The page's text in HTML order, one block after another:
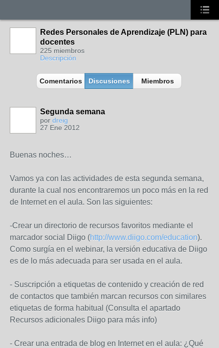
Redes Personales de Aprendizaje (PLN) para
docentes
225 miembros
Descripción
Comentarios Discusiones Miembros
Segunda semana
por dreig
27 Ene 2012
Buenas noches…
Vamos ya con las actividades de esta segunda semana,
durante la cual nos encontraremos un poco más en la red
de Internet en el aula. Son las siguientes:
-Crear un directorio de recursos favoritos mediante el
marcador social Diigo (http://www.diigo.com/education).
Como surgía en el webinar, la versión educativa de Diigo
es de lo más adecuada para ser usada en el aula.
- Suscripción a etiquetas de contenido y creación de red
de contactos que también marcan recursos con similares
etiquetas de forma habitual (Consulta el apartado
Recursos adicionales Diigo para más info)
- Crear una entrada de blog en Internet en el aula: ¿Qué